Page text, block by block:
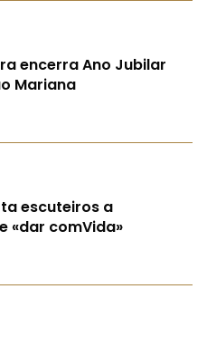
encerra Ano Jubilar
Mariana
escuteiros a
«dar comVida»